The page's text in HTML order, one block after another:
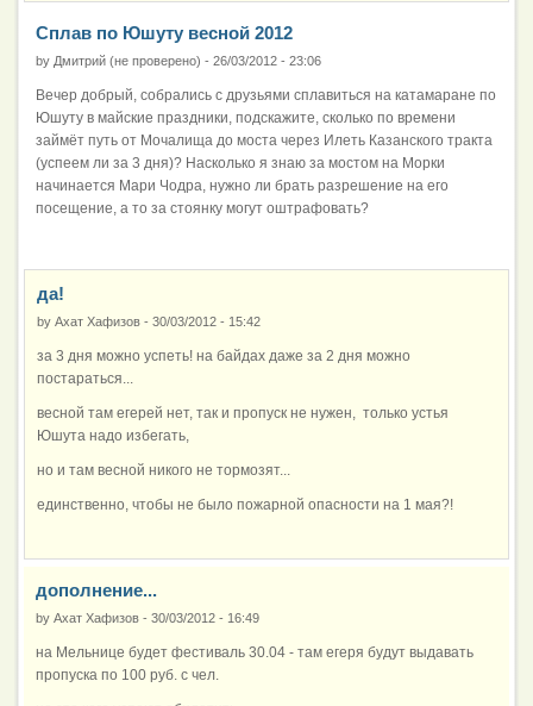
Сплав по Юшуту весной 2012
by Дмитрий (не проверено) - 26/03/2012 - 23:06
Вечер добрый, собрались с друзьями сплавиться на катамаране по
Юшуту в майские праздники, подскажите, сколько по времени
займёт путь от Мочалища до моста через Илеть Казанского тракта
(успеем ли за 3 дня)? Насколько я знаю за мостом на Морки
начинается Мари Чодра, нужно ли брать разрешение на его
посещение, а то за стоянку могут оштрафовать?
да!
by Ахат Хафизов - 30/03/2012 - 15:42
за 3 дня можно успеть! на байдах даже за 2 дня можно
постараться...
весной там егерей нет, так и пропуск не нужен, только устья
Юшута надо избегать,
но и там весной никого не тормозят...
единственно, чтобы не было пожарной опасности на 1 мая?!
дополнение...
by Ахат Хафизов - 30/03/2012 - 16:49
на Мельнице будет фестиваль 30.04 - там егеря будут выдавать
пропуска по 100 руб. с чел.